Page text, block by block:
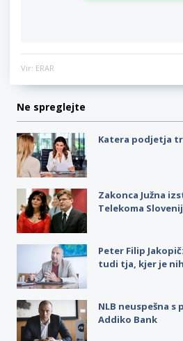
Vir: ERAR
Ne spreglejte
Katera podjetja
Zakonca Južna
Telekoma
Peter Filip
tudi tja, kjer je
NLB neuspešna
Addiko Bank